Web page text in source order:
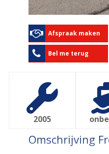
Afspraak maken
Bel me terug
2005
Omschrijving